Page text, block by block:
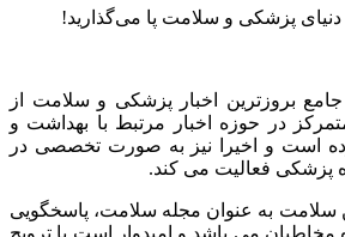
پزشکی و سلامت پا می‌گذارید!
بروزترین اخبار پزشکی و سلامت از
متمرکز در حوزه اخبار مرتبط با بهداشت و
است و اخیرا نیز به صورت تخصصی در
پزشکی فعالیت می کند.
سلامت به عنوان مجله سلامت، پاسخگویی
مخاطبان می باشد و امیدوار است با ترویج